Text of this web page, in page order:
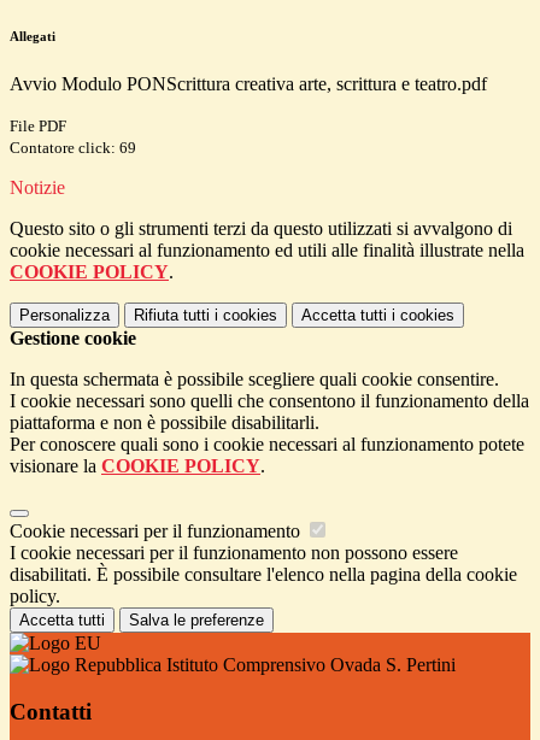
Allegati
Avvio Modulo PONScrittura creativa arte, scrittura e teatro.pdf
File PDF
Contatore click: 69
Notizie
Questo sito o gli strumenti terzi da questo utilizzati si avvalgono di
cookie necessari al funzionamento ed utili alle finalità illustrate nella
COOKIE POLICY.
Personalizza Rifiuta tutti i cookies Accetta tutti i cookies
Gestione cookie
In questa schermata è possibile scegliere quali cookie consentire.
I cookie necessari sono quelli che consentono il funzionamento della
piattaforma e non è possibile disabilitarli.
Per conoscere quali sono i cookie necessari al funzionamento potete
visionare la COOKIE POLICY.
Cookie necessari per il funzionamento
I cookie necessari per il funzionamento non possono essere
disabilitati. È possibile consultare l'elenco nella pagina della cookie
policy.
Accetta tutti Salva le preferenze
Istituto Comprensivo Ovada S. Pertini
Contatti